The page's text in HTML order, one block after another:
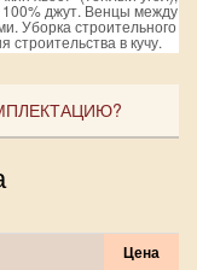
джут. Венцы между
Уборка строительного
в кучу.
Цена